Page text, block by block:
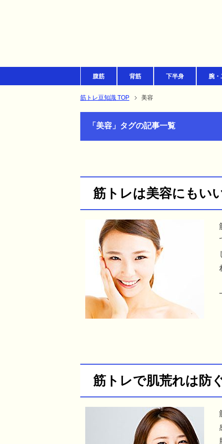
腹筋 背筋 下半身 腕・
筋トレ豆知識 TOP 美容
「美容」タグの記事一覧
筋トレは美容にもい
筋トレで肌荒れは防